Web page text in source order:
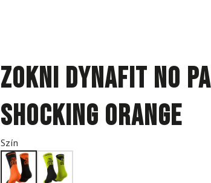
Zokni DYNAFIT No
Shocking Orange
Szín